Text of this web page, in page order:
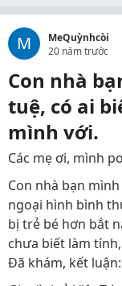
M
MeQuỳnhcòi
20 năm trước
Con nhà
tuệ, có ai
mình với.
Các mẹ ơi, mình
Con nhà bạn
ngoại hình bình
bị trẻ bé hơn bắt
chưa biết làm
Đã khám, kết